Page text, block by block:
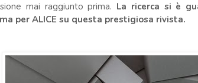
mai raggiunto prima. La ricerca si è
per ALICE su questa prestigiosa rivista.